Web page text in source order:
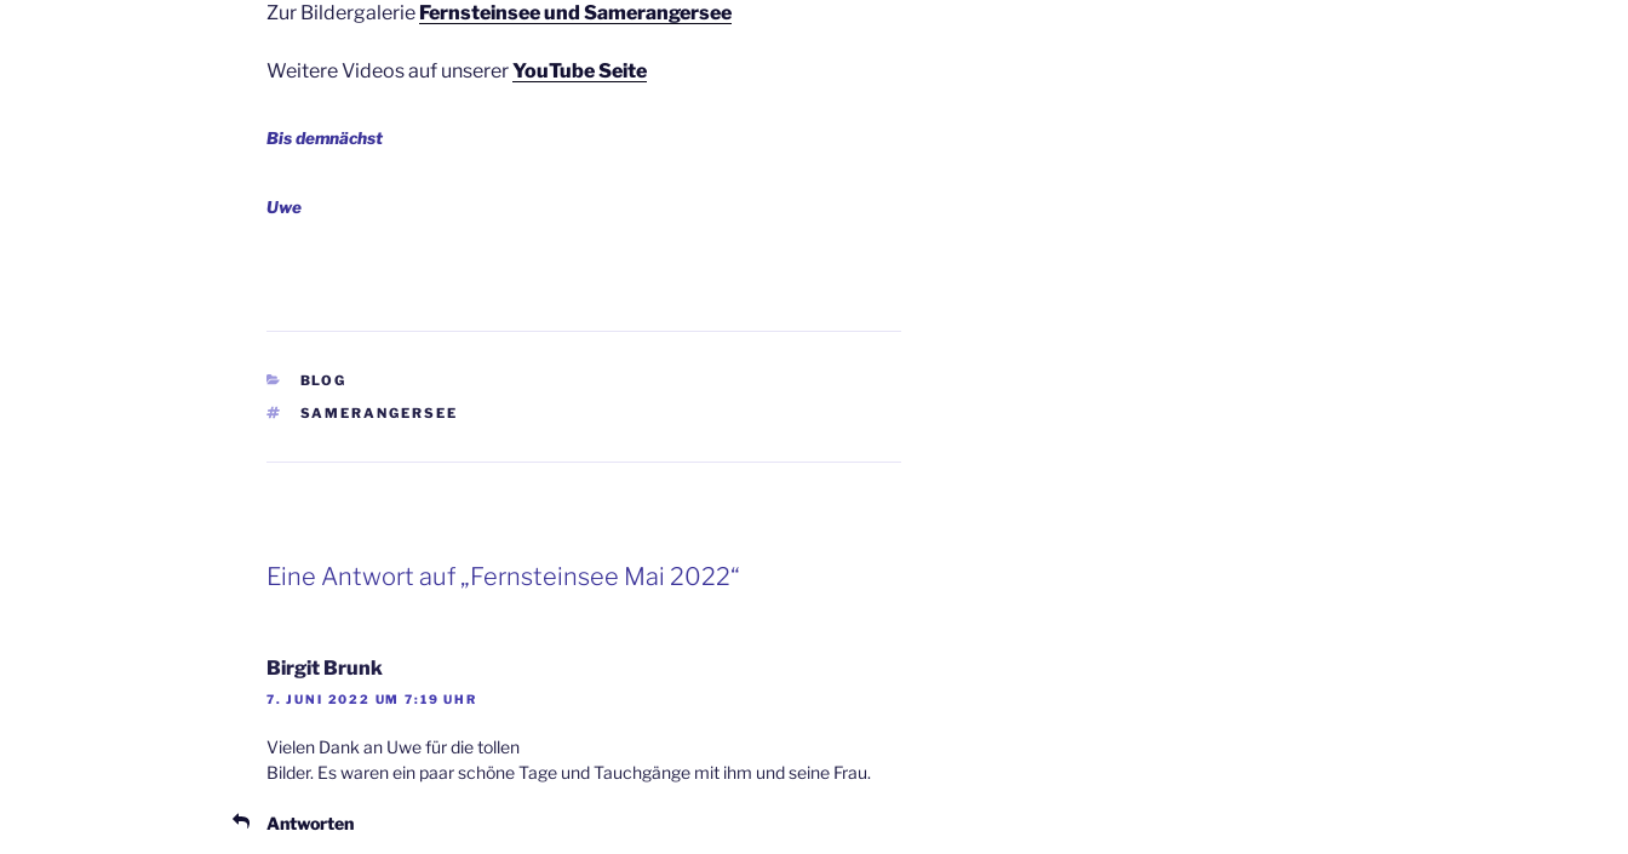
Zur Bildergalerie Fernsteinsee und Samerangersee
Weitere Videos auf unsererYouTube Seite
Bis demnächst
Uwe
KATEGORIEN
BLOG
SCHLAGWÖRTER
SAMERANGERSEE
Eine Antwort auf „Fernsteinsee Mai 2022“
Birgit Brunk
7. JUNI 2022 UM 7:19 UHR
Vielen Dank an Uwe für die tollen
Bilder. Es waren ein paar schöne Tage und Tauchgänge mit ihm und seine Frau.
Antworten